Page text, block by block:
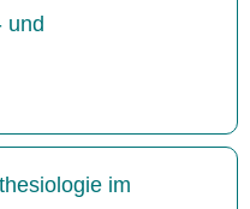
und
im